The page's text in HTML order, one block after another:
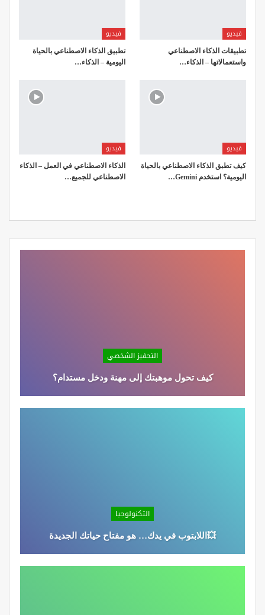
فيديو
تطبيقات الذكاء الاصطناعي
واستعمالاتها – الذكاء…
فيديو
تطبيق الذكاء الاصطناعي بالحياة
اليومية – الذكاء…
فيديو
كيف تطبق الذكاء الاصطناعي بالحياة
اليومية؟ استخدم Gemini…
فيديو
الذكاء الاصطناعي في العمل – الذكاء
الاصطناعي للجميع…
التحفيز الشخصي
كيف تحول موهبتك إلى مهنة ودخل مستدام؟
التكنولوجيا
💥اللابتوب في يدك… هو مفتاح حياتك الجديدة